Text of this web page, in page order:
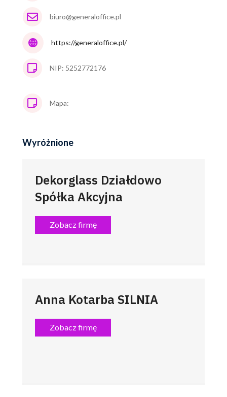
biuro@generaloffice.pl
https://generaloffice.pl/
NIP: 5252772176
Mapa:
Wyróżnione
Dekorglass Działdowo
Spółka Akcyjna
Zobacz firmę
Anna Kotarba SILNIA
Zobacz firmę